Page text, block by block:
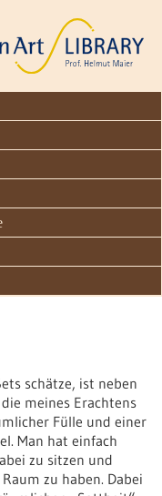
schätze, ist neben
meines Erachtens
Fülle und einer
Man hat einfach
zu sitzen und
zu haben. Dabei